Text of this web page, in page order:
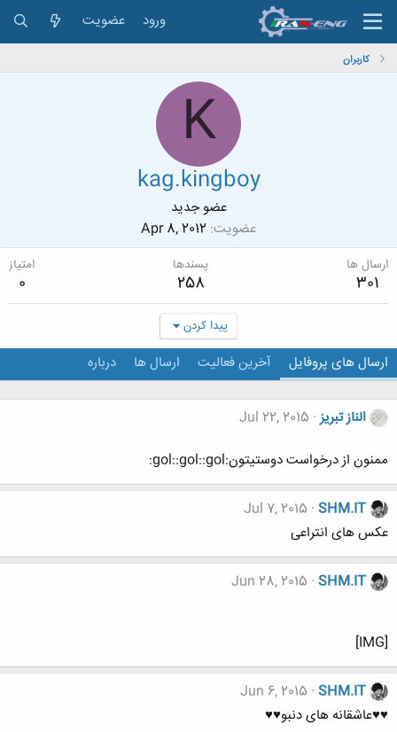
ورود عضویت
کاربران
K
kag.kingboy
عضو جدید
عضویت Apr 8, 2012
ارسال ها
301
پسندها
258
امتیاز
0
پیدا کردن
ارسال های پروفایل آخرین فعالیت ارسال ها درباره
الناز تبریز Jul 22, 2015
ممنون از درخواست دوستیتون:gol::gol::gol:
SHM.IT
Jul 7, 2015
عکس های انتراعی
SHM.IT
Jun 28, 2015
[IMG]
SHM.IT
Jun 6, 2015
♥♥عاشقانه های دنبو♥♥